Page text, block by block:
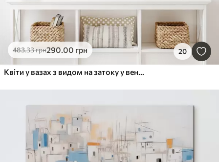
483.33грн290.00 грн 20
Квіти у вазах з видом на затоку у венеціанській акварелі